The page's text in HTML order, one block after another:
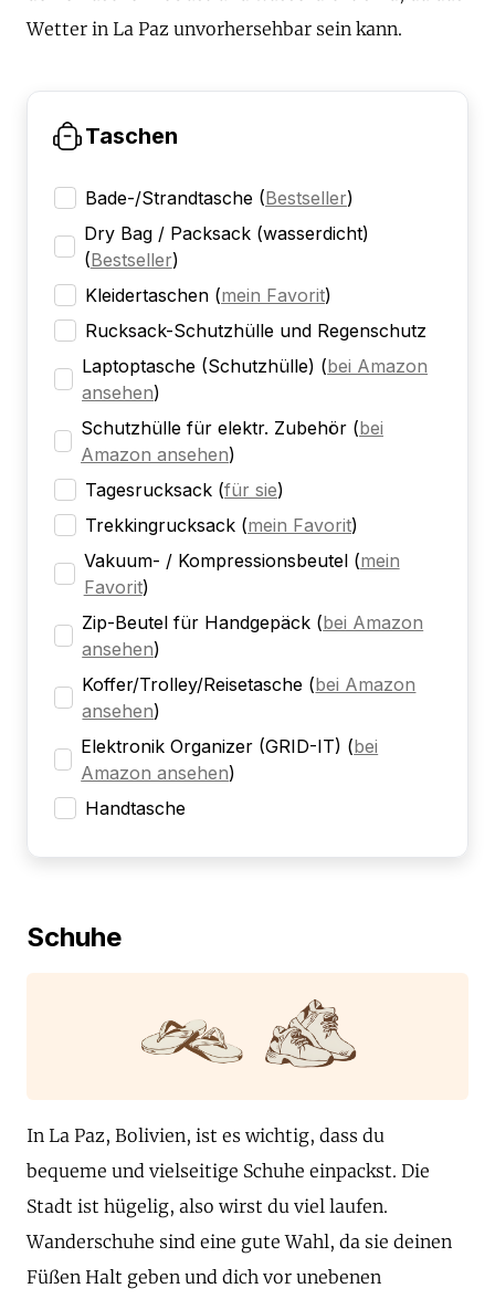
Wetter in La Paz unvorhersehbar sein kann.
Taschen
Bade-/Strandtasche (Bestseller)
Dry Bag / Packsack (wasserdicht)
(Bestseller)
Kleidertaschen (mein Favorit)
Rucksack-Schutzhülle und Regenschutz
Laptoptasche (Schutzhülle) (bei Amazon
ansehen)
Schutzhülle für elektr. Zubehör (bei
Amazon ansehen)
Tagesrucksack (für sie)
Trekkingrucksack (mein Favorit)
Vakuum- / Kompressionsbeutel (mein
Favorit)
Zip-Beutel für Handgepäck (bei Amazon
ansehen)
Koffer/Trolley/Reisetasche (bei Amazon
ansehen)
Elektronik Organizer (GRID-IT) (bei
Amazon ansehen)
Handtasche
Schuhe
In La Paz, Bolivien, ist es wichtig, dass du
bequeme und vielseitige Schuhe einpackst. Die
Stadt ist hügelig, also wirst du viel laufen.
Wanderschuhe sind eine gute Wahl, da sie deinen
Füßen Halt geben und dich vor unebenen